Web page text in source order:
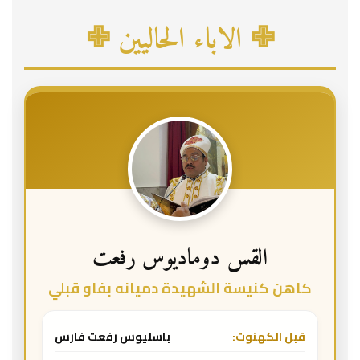
✙ الاباء الحاليين ✙
القس دوماديوس رفعت
كاهن كنيسة الشهيدة دميانه بفاو قبلي
قبل الكهنوت:
باسليوس رفعت فارس